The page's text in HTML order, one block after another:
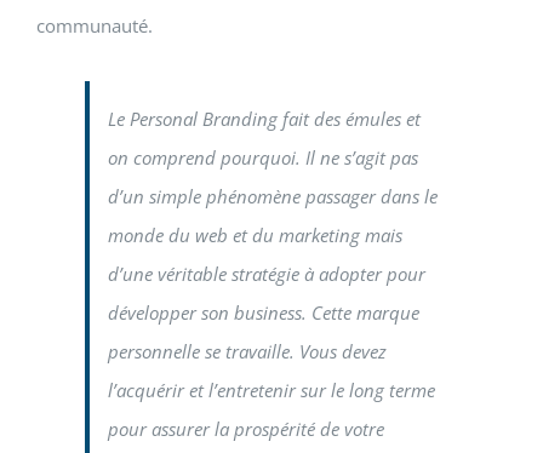
communauté.
Le Personal Branding fait des émules et
on comprend pourquoi. Il ne s’agit pas
d’un simple phénomène passager dans le
monde du web et du marketing mais
d’une véritable stratégie à adopter pour
développer son business. Cette marque
personnelle se travaille. Vous devez
l’acquérir et l’entretenir sur le long terme
pour assurer la prospérité de votre